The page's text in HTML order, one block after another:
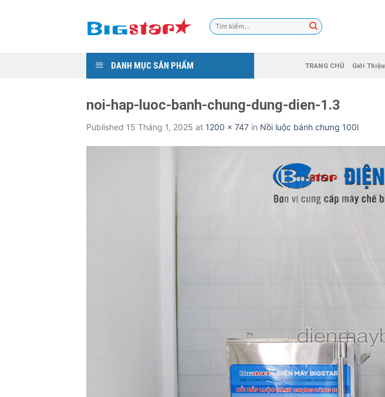
Tìm
kiếm:
DANH MỤC SẢN PHẨM TRANG CHỦ Giới Thiệu
noi-hap-luoc-banh-chung-dung-dien-1.3
Published 15 Tháng 1, 2025 at 1200 × 747 in Nồi luộc bánh chưng 100l